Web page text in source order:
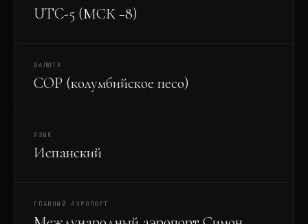
UTC-5 (МСК −8)
ВАЛЮТА
COP (колумбийское песо)
ЯЗЫК
Испанский
ГЛАВНЫЙ АЭРОПОРТ